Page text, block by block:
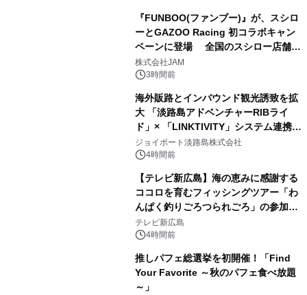
『FUNBOO(ファンブー)』が、スシロ
ーとGAZOO Racing 初コラボキャン
ペーンに登場 全国のスシロー店舗で
GR 4車種の FUNBOO(ミニカー)付き
メニューが展開されます
株式会社JAM
3時間前
海外販路とインバウンド観光誘致を拡
大 「淡路島アドベンチャーRIBライ
ド」× 「LINKTIVITY」システム連携を
開始！
ジョイポート淡路島株式会社
4時間前
【テレビ新広島】海の恵みに感謝する
ココロを育むフィッシングツアー「わ
んぱく釣りごろつられごろ」の参加小
学生を募集
テレビ新広島
4時間前
推しパフェ総選挙を初開催！「Find
Your Favorite ～秋のパフェ食べ放題
～」